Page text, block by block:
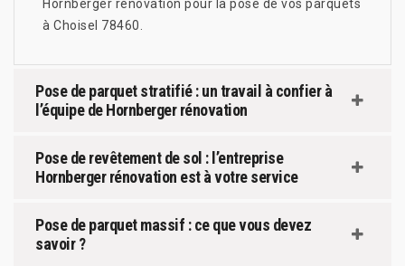
Hornberger rénovation pour la pose de vos parquets
à Choisel 78460.
Pose de parquet stratifié : un travail à confier à
l’équipe de Hornberger rénovation
Pose de revêtement de sol : l’entreprise
Hornberger rénovation est à votre service
Pose de parquet massif : ce que vous devez
savoir ?